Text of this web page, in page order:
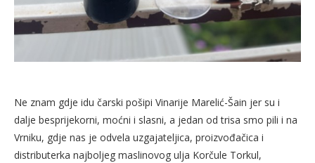
Ne znam gdje idu čarski pošipi Vinarije Marelić-Šain jer su i
dalje besprijekorni, moćni i slasni, a jedan od trisa smo pili i na
Vrniku, gdje nas je odvela uzgajateljica, proizvođačica i
distributerka najboljeg maslinovog ulja Korčule Torkul,